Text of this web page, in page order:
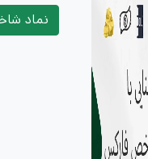
نماد